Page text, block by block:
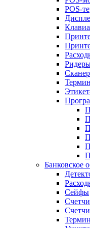
POS-
Банковское
Сейфы